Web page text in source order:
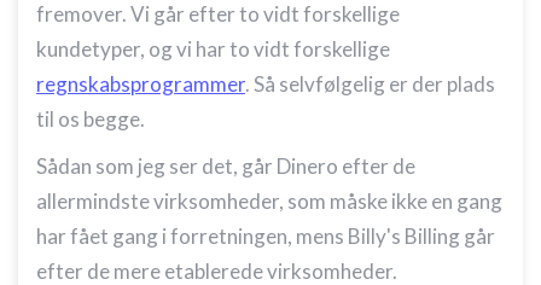
fremover. Vi går efter to vidt forskellige
kundetyper, og vi har to vidt forskellige
regnskabsprogrammer. Så selvfølgelig er der plads
til os begge.
Sådan som jeg ser det, går Dinero efter de
allermindste virksomheder, som måske ikke en gang
har fået gang i forretningen, mens Billy's Billing går
efter de mere etablerede virksomheder.